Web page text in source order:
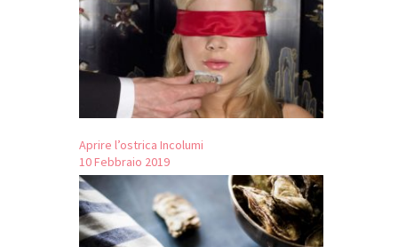
Aprire l’ostrica Incolumi
10 Febbraio 2019